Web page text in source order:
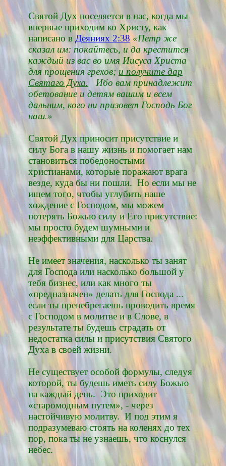
Святой Дух поселяется в нас, когда мы
впервые приходим ко Христу, как
написано в Деяниях 2:38 «Петр же
сказал им: покайтесь, и да крестится
каждый из вас во имя Иисуса Христа
для прощения грехов; и получите дар
Святаго Духа. Ибо вам принадлежит
обетование и детям вашим и всем
дальним, кого ни призовет Господь Бог
наш.»
Святой Дух приносит присутствие и
силу Бога в нашу жизнь и помогает нам
становиться победоностыми
христианами, которые поражают врага
везде, куда бы ни пошли. Но если мы не
ищем того, чтобы углубить наше
хождение с Господом, мы можем
потерять Божью силу и Его присутствие:
мы просто будем шумными и
неэффективными для Царства.
Не имеет значения, насколько ты занят
для Господа или насколько большой у
тебя бизнес, или как много ты
«предназначен» делать для Господа ...
если ты пренебрегаешь проводить время
с Господом в молитве и в Слове, в
результате ты будешь страдать от
недостатка силы и присутствия Святого
Духа в своей жизни.
Не существует особой формулы, следуя
которой, ты будешь иметь силу Божью
на каждый день. Это приходит
«старомодным путем», - через
настойчивую молитву. И под этим я
подразумеваю стоять на коленях до тех
пор, пока ты не узнаешь, что коснулся
небес.